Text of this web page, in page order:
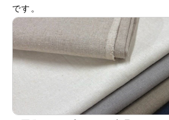
です。